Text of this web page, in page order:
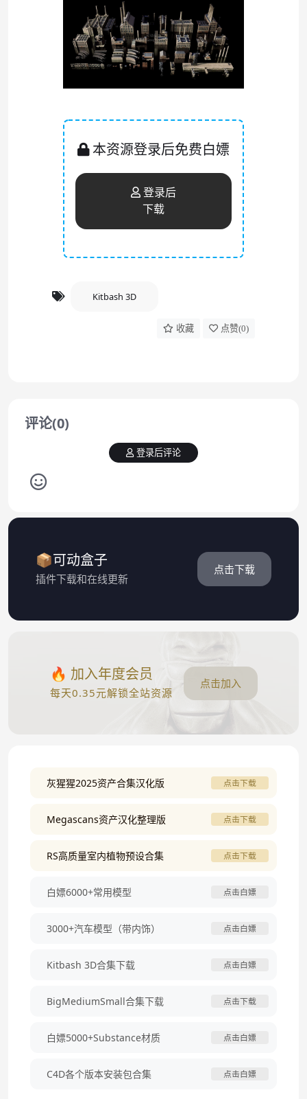
本资源登录后免费白嫖
登录后
下载
Kitbash 3D
收藏 点赞(0)
评论(0)
登录后评论
📦可动盒子
插件下载和在线更新
点击下载
🔥 加入年度会员
每天0.35元解锁全站资源
点击加入
灰猩猩2025资产合集汉化版 点击下载
Megascans资产汉化整理版 点击下载
RS高质量室内植物预设合集 点击下载
白嫖6000+常用模型 点击白嫖
3000+汽车模型（带内饰） 点击白嫖
Kitbash 3D合集下载 点击白嫖
BigMediumSmall合集下载 点击下载
白嫖5000+Substance材质 点击白嫖
C4D各个版本安装包合集 点击白嫖